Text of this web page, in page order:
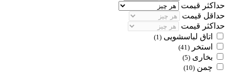
حداکثر قیمت
حداقل قیمت
حداکثر قیمت
اتاق لباسشویی (1)
استخر (41)
بخاری (5)
چمن (10)